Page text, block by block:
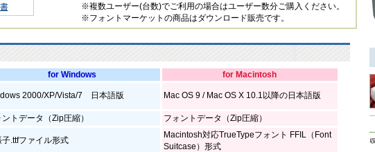
※複数ユーザー(台数)でご利用の場合はユーザー数分ご購入ください。
※フォントマーケットの商品はダウンロード販売です。
for Windows
for Macintosh
2000/XP/Vista/7 日本語版 Mac OS 9 / Mac OS X 10.1以降の日本語版
ントデータ（Zip圧縮） フォントデータ（Zip圧縮）
子.ttfファイル形式
Macintosh対応TrueTypeフォント FFIL（Font
Suitcase）形式